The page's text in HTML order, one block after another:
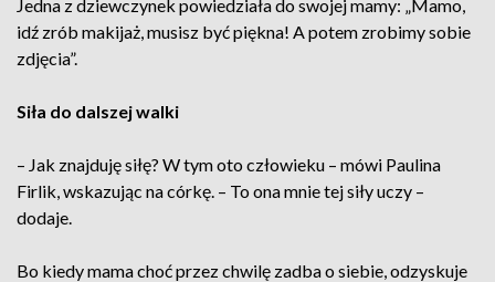
Jedna z dziewczynek powiedziała do swojej mamy: „Mamo,
idź zrób makijaż, musisz być piękna! A potem zrobimy sobie
zdjęcia”.
Siła do dalszej walki
– Jak znajduję siłę? W tym oto człowieku – mówi Paulina
Firlik, wskazując na córkę. – To ona mnie tej siły uczy –
dodaje.
Bo kiedy mama choć przez chwilę zadba o siebie, odzyskuje